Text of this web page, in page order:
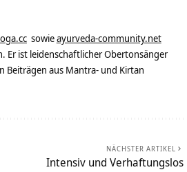
sowieayurveda-community.net
Er ist leidenschaftlicher Obertonsänger
Beiträgen aus Mantra- und Kirtan
NÄCHSTER ARTIKEL
Intensiv und Verhaftungslos